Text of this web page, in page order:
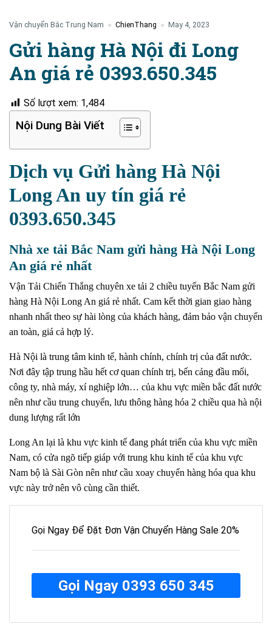
Vận chuyển Bắc Trung Nam ChienThang May 4, 2023
Gửi hàng Hà Nội đi Long
An giá rẻ 0393.650.345
Số lượt xem: 1,484
Nội Dung Bài Viết
Dịch vụ Gửi hàng Hà Nội
Long An uy tín giá rẻ
0393.650.345
Nhà xe tải Bắc Nam gửi hàng Hà Nội Long
An giá rẻ nhất
Vận Tải Chiến Thắng chuyên xe tải 2 chiều tuyến Bắc Nam gửi
hàng Hà Nội Long An giá rẻ nhất. Cam kết thời gian giao hàng
nhanh nhất theo sự hài lòng của khách hàng, đảm bảo vận chuyển
an toàn, giá cả hợp lý.
Hà Nội là trung tâm kinh tế, hành chính, chính trị của đất nước.
Nơi đây tập trung hầu hết cơ quan chính trị, bến cảng đầu mối,
công ty, nhà máy, xí nghiệp lớn… của khu vực miền bắc đất nước
nên như cầu trung chuyển, lưu thông hàng hóa 2 chiều qua hà nội
dung lượng rất lớn
Long An lại là khu vực kinh tế đang phát triển của khu vực miền
Nam, có cửa ngõ tiếp giáp với trung khu kinh tế của khu vực
Nam bộ là Sài Gòn nên như cầu xoay chuyển hàng hóa qua khu
vực này trở nên vô cùng cần thiết.
Gọi Ngay Để Đặt Đơn Vận Chuyển Hàng Sale 20%
Gọi Ngay 0393 650 345